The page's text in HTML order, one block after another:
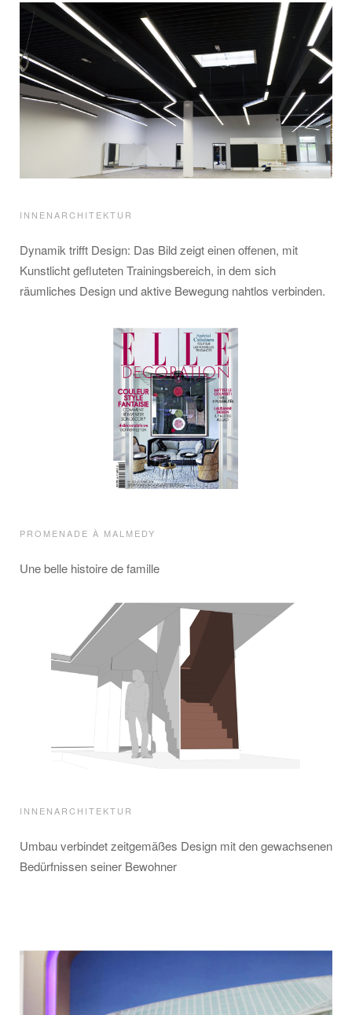
INNENARCHITEKTUR
Dynamik trifft Design: Das Bild zeigt einen offenen, mit
Kunstlicht gefluteten Trainingsbereich, in dem sich
räumliches Design und aktive Bewegung nahtlos verbinden.
PROMENADE À MALMEDY
Une belle histoire de famille
INNENARCHITEKTUR
Umbau verbindet zeitgemäßes Design mit den gewachsenen
Bedürfnissen seiner Bewohner